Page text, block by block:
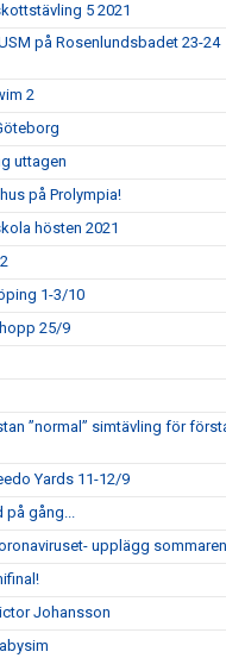
5 2021
på Rosenlundsbadet 23-24
2
uttagen
på Prolympia!
hösten 2021
1-3/10
25/9
”normal” simtävling för
Yards 11-12/9
på gång...
upplägg
Johansson